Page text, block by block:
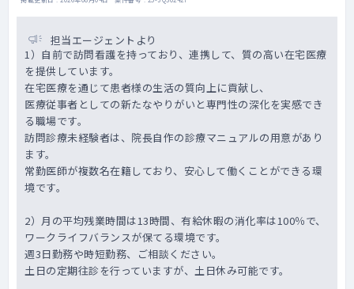
担当エージェントより
1）自前で訪問看護を持っており、連携して、質の高い在宅医療
を提供しています。
在宅医療を通じて患者様の生活の質向上に貢献し、
医療従事者としての新たなやりがいと専門性の深化を実感でき
る職場です。
訪問診療未経験者は、院長自作の診療マニュアルの用意があり
ます。
常勤医師が複数名在籍しており、安心して働くことができる環
境です。
2）月の平均残業時間は13時間、有給休暇の消化率は100％で、
ワークライフバランスが保てる環境です。
週3日勤務や時短勤務、ご相談ください。
土日の定期往診を行っていますが、土日休み可能です。